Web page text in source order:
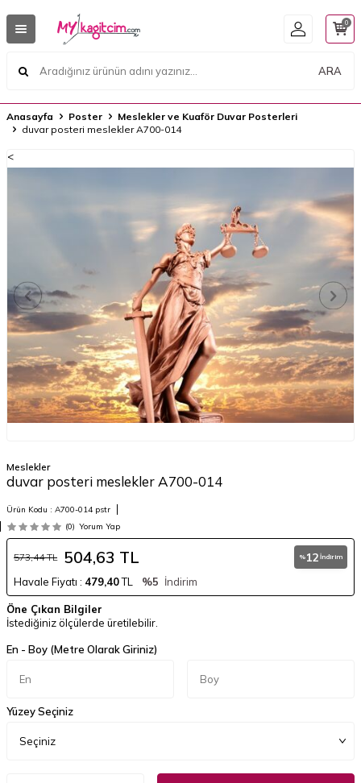
ARA
0
Anasayfa Poster
Meslekler ve Kuaför Duvar Posterleri
duvar posteri meslekler A700-014
<
Meslekler
duvar posteri meslekler A700-014
Ürün Kodu : A700-014 pstr
(0) Yorum Yap
573,44TL 504,63 TL % 12 İndirim
Havale Fiyatı : 479,40TL %5 İndirim
Öne Çıkan Bilgiler
İstediğiniz ölçülerde üretilebilir.
En - Boy (Metre Olarak Giriniz)
Yüzey Seçiniz